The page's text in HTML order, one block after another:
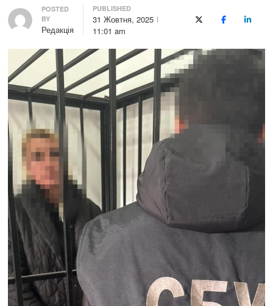
Author
POSTED
BY
Редакція
PUBLISHED
31 Жовтня, 2025
11:01 am
X (Twitter)Facebook